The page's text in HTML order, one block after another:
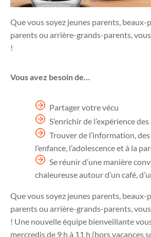
Que vous soyez jeunes parents, beaux-
parents ou arrière-grands-parents,
!
Vous avez besoin de…
Partager votre vécu
S’enrichir de l’expérience
Trouver de l’information,
l’enfance, l’adolescence et à la
Se réunir d’une manière
chaleureuse autour d’un café,
Que vous soyez jeunes parents, beaux-
parents ou arrière-grands-parents,
! Une nouvelle équipe bienveillante
mercredis de 9 h à 11 h (hors vacances